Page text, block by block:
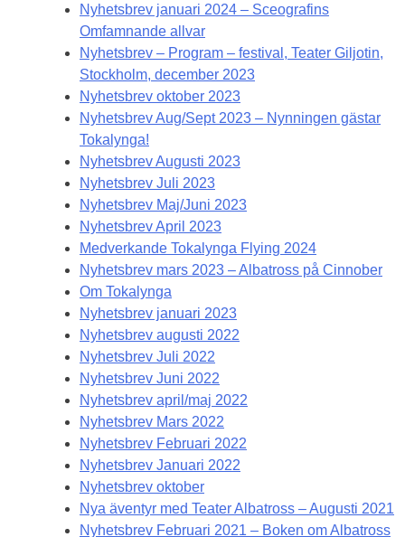
Nyhetsbrev januari 2024 – Sceografins
Omfamnande allvar
Nyhetsbrev – Program – festival, Teater Giljotin,
Stockholm, december 2023
Nyhetsbrev oktober 2023
Nyhetsbrev Aug/Sept 2023 – Nynningen gästar
Tokalynga!
Nyhetsbrev Augusti 2023
Nyhetsbrev Juli 2023
Nyhetsbrev Maj/Juni 2023
Nyhetsbrev April 2023
Medverkande Tokalynga Flying 2024
Nyhetsbrev mars 2023 – Albatross på Cinnober
Om Tokalynga
Nyhetsbrev januari 2023
Nyhetsbrev augusti 2022
Nyhetsbrev Juli 2022
Nyhetsbrev Juni 2022
Nyhetsbrev april/maj 2022
Nyhetsbrev Mars 2022
Nyhetsbrev Februari 2022
Nyhetsbrev Januari 2022
Nyhetsbrev oktober
Nya äventyr med Teater Albatross – Augusti 2021
Nyhetsbrev Februari 2021 – Boken om Albatross